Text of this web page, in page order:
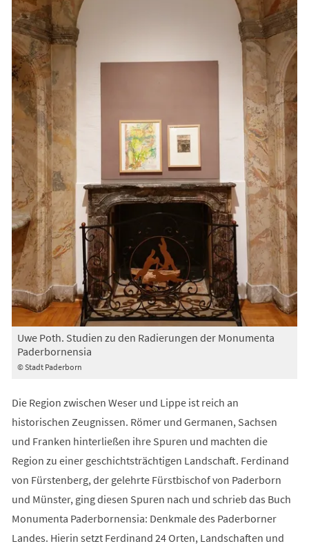
© Stadt Paderborn
Uwe Poth. Studien zu den Radierungen der Monumenta
Paderbornensia
Die Region zwischen Weser und Lippe ist reich an
historischen Zeugnissen. Römer und Germanen, Sachsen
und Franken hinterließen ihre Spuren und machten die
Region zu einer geschichtsträchtigen Landschaft. Ferdinand
von Fürstenberg, der gelehrte Fürstbischof von Paderborn
und Münster, ging diesen Spuren nach und schrieb das Buch
Monumenta Paderbornensia: Denkmale des Paderborner
Landes. Hierin setzt Ferdinand 24 Orten, Landschaften und